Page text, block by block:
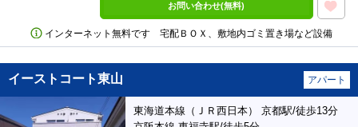
お問い合わせ(無料)
インターネット無料です 宅配ＢＯＸ、敷地内ゴミ置き場など設備
イーストコート東山 アパート
東海道本線（ＪＲ西日本） 京都駅/徒歩13分